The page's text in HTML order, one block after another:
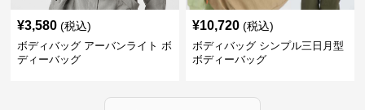
¥3,580 (税込)
ボディバッグ アーバンライト ボ
ディーバッグ
¥10,720 (税込)
ボディバッグ シンプル三日月型
ボディーバッグ